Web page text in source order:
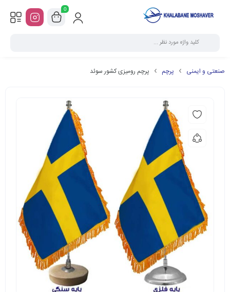
0
صنعتی و ایمنی پرچم پرچم رومیزی کشور سوئد